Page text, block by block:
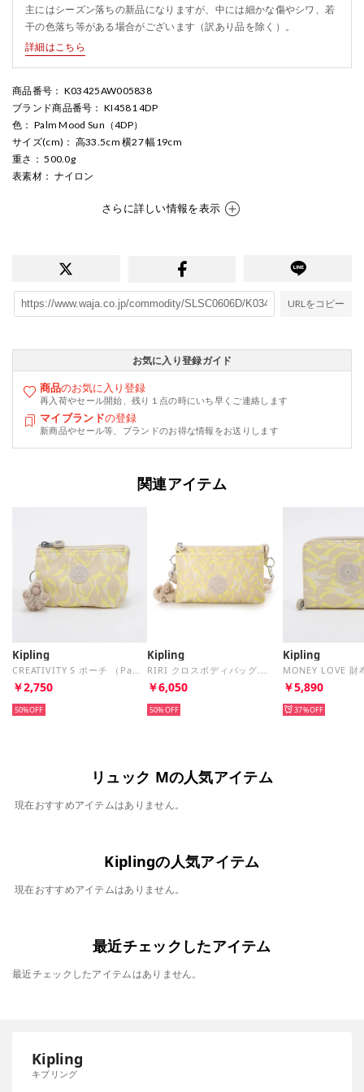
主にはシーズン落ちの新品になりますが、中には細かな傷やシワ、若
干の色落ち等がある場合がございます（訳あり品を除く）。
詳細はこちら
商品番号 ： K03425AW005838
ブランド商品番号 ： KI4581 4DP
色 ： Palm Mood Sun（4DP）
サイズ(cm) ： 高33.5cm 横27 幅19cm
重さ ： 500.0g
表素材： ナイロン
さらに詳しい情報を表示
URLをコピー
お気に入り登録ガイド
商品のお気に入り登録
再入荷やセール開始、残り１点の時にいち早くご連絡します
マイブランドの登録
新商品やセール等、ブランドのお得な情報をお送りします
関連アイテム
Kipling
CREATIVITY S ポーチ （Palm Mood Sun）
￥2,750
50%
Kipling
RIRI クロスボディバッグ.トラベルアクセサリー （Palm Mood Sun）
￥6,050
50%
Kipling
￥5,890
37%
リュック Mの人気アイテム
現在おすすめアイテムはありません。
Kiplingの人気アイテム
現在おすすめアイテムはありません。
最近チェックしたアイテム
最近チェックしたアイテムはありません。
Kipling
キプリング